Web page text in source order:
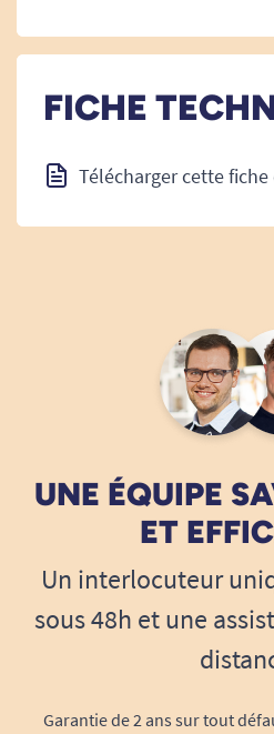
FICHE
Télécharger cette
UNE ÉQUIPE
ET
Un interlocuteur
sous 48h et une
Garantie de 2 ans sur tout